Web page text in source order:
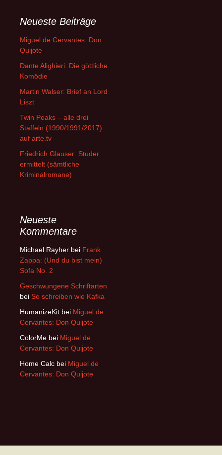
Neueste Beiträge
Miguel de Cervantes: Don
Quijote
Dante Alighieri: Die göttliche
Komödie
Martin Walser: Brief an Lord
Liszt
Twin Peaks – alle drei
Staffeln (1990/1991/2017)
auf arte.tv
Friedrich Glauser: Studer
ermittelt (sämtliche
Kriminalromane)
Neueste
Kommentare
Michael Rayher bei Frank
Zappa: (Und du bist mein)
Sofa No. 2
Geschwungene Schriftarten
bei So schreiben wie Kafka
HumanizeKit bei Miguel de
Cervantes: Don Quijote
ColorMe bei Miguel de
Cervantes: Don Quijote
Home Calc bei Miguel de
Cervantes: Don Quijote